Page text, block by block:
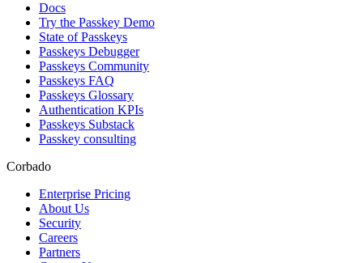
Docs
Try the Passkey Demo
State of Passkeys
Passkeys Debugger
Passkeys Community
Passkeys FAQ
Passkeys Glossary
Authentication KPIs
Passkeys Substack
Passkey consulting
Corbado
Enterprise Pricing
About Us
Security
Careers
Partners